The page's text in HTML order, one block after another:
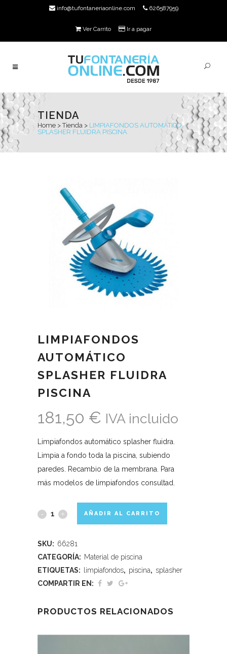
info@tufontaneriaonline.com 626587959
Ver Carrito Ir a pagar
TIENDA
Home >Tienda > LIMPIAFONDOS AUTOMÁTICO
SPLASHER FLUIDRA PISCINA
LIMPIAFONDOS
AUTOMÁTICO
SPLASHER FLUIDRA
PISCINA
181,50 € IVA incluido
Limpiafondos automático splasher fluidra.
Limpia a fondo toda la piscina, subiendo
paredes. Recambio de la membrana. Para
más modelos de limpiafondos consultad.
AÑADIR AL CARRITO
SKU: 66281
CATEGORÍA: Material de piscina
ETIQUETAS:
limpiafondos, piscina, splasher
COMPARTIR EN:
PRODUCTOS RELACIONADOS